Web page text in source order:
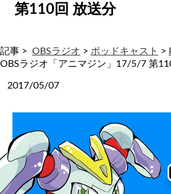
第110回 放送分
記事 > OBSラジオ > ポッドキャスト >
OBSラジオ「アニマジン」17/5/7 第
2017/05/07